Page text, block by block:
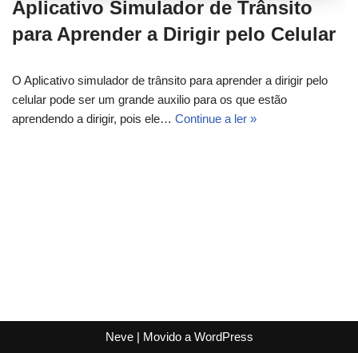
Aplicativo Simulador de Trânsito
para Aprender a Dirigir pelo Celular
O Aplicativo simulador de trânsito para aprender a dirigir pelo
celular pode ser um grande auxilio para os que estão
aprendendo a dirigir, pois ele… Continue a ler »
Neve| Movido a WordPress